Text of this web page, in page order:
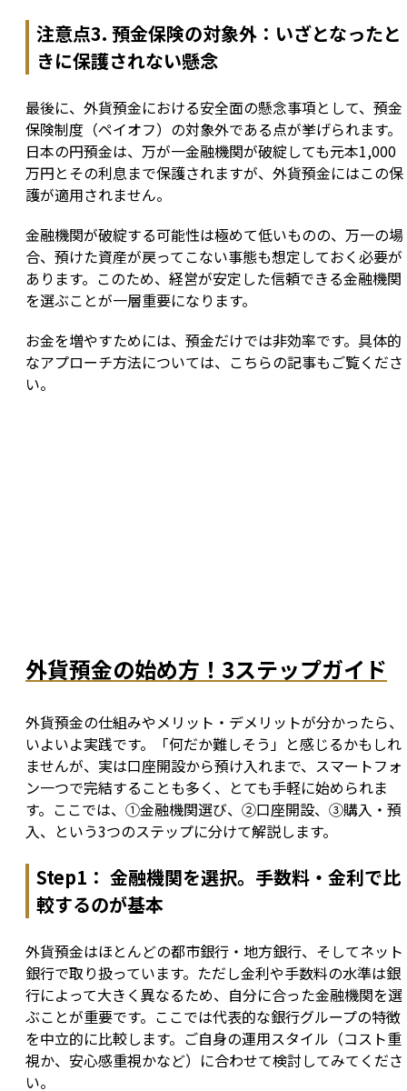
注意点3. 預金保険の対象外：いざとなったと
きに保護されない懸念
最後に、外貨預金における安全面の懸念事項として、預金
保険制度（ペイオフ）の対象外である点が挙げられます。
日本の円預金は、万が一金融機関が破綻しても元本1,000
万円とその利息まで保護されますが、外貨預金にはこの保
護が適用されません。
金融機関が破綻する可能性は極めて低いものの、万一の場
合、預けた資産が戻ってこない事態も想定しておく必要が
あります。このため、経営が安定した信頼できる金融機関
を選ぶことが一層重要になります。
お金を増やすためには、預金だけでは非効率です。具体的
なアプローチ方法については、こちらの記事もご覧くださ
い。
外貨預金の始め方！3ステップガイド
外貨預金の仕組みやメリット・デメリットが分かったら、
いよいよ実践です。「何だか難しそう」と感じるかもしれ
ませんが、実は口座開設から預け入れまで、スマートフォ
ン一つで完結することも多く、とても手軽に始められま
す。ここでは、①金融機関選び、②口座開設、③購入・預
入、という3つのステップに分けて解説します。
Step1： 金融機関を選択。手数料・金利で比
較するのが基本
外貨預金はほとんどの都市銀行・地方銀行、そしてネット
銀行で取り扱っています。ただし金利や手数料の水準は銀
行によって大きく異なるため、自分に合った金融機関を選
ぶことが重要です。ここでは代表的な銀行グループの特徴
を中立的に比較します。ご自身の運用スタイル（コスト重
視か、安心感重視かなど）に合わせて検討してみてくださ
い。